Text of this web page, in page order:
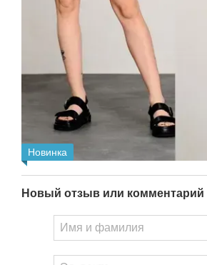
Новинка
Новый отзыв или комментарий